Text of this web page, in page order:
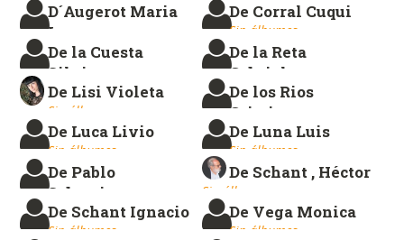
D´Augerot Maria
Ines
Sin álbumes.
De Corral Cuqui
Sin álbumes.
De la Cuesta
Silvia
Sin álbumes.
De la Reta
Gabriela
Sin álbumes.
De Lisi Violeta
Sin álbumes.
De los Rios
Cristian
Sin álbumes.
De Luca Livio
Sin álbumes.
De Luna Luis
Sin álbumes.
De Pablo
Sebastian
Sin álbumes.
De Schant , Héctor
Sin álbumes.
De Schant Ignacio
Sin álbumes.
De Vega Monica
Sin álbumes.